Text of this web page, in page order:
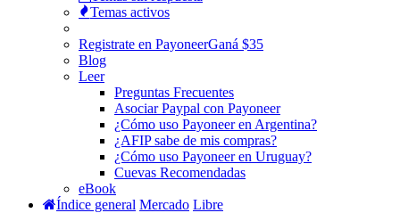
Temas activos
Registrate en PayoneerGaná $35
Blog
Leer
Preguntas Frecuentes
Asociar Paypal con Payoneer
¿Cómo uso Payoneer en Argentina?
¿AFIP sabe de mis compras?
¿Cómo uso Payoneer en Uruguay?
Cuevas Recomendadas
eBook
Índice general Mercado Libre